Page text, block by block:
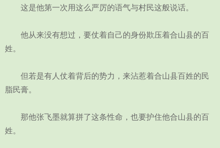
这是他第一次用这么严厉的语气与村民这般说话。
他从来没有想过，要仗着自己的身份欺压着合山县的百
姓。
但若是有人仗着背后的势力，来沾惹着合山县百姓的民
脂民膏。
那他张飞墨就算拼了这条性命，也要护住他合山县的百
姓。